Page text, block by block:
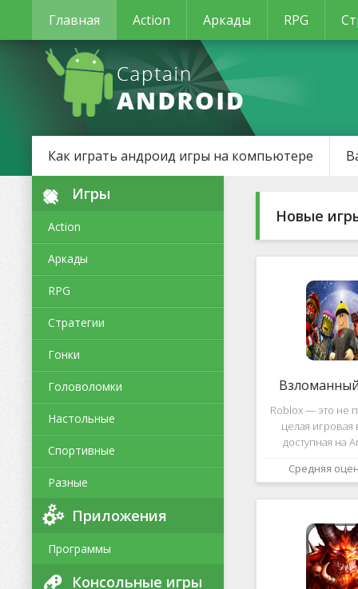
Главная Action Аркады RPG
Как играть андроид игры на компьютере
Игры
Action
Аркады
RPG
Стратегии
Гонки
Головоломки
Настольные
Спортивные
Разные
Приложения
Программы
Консольные игры
Новые
Roblox — это не
целая игровая
доступная на
уникальная
позволяет не
и сценарии,
Средняя